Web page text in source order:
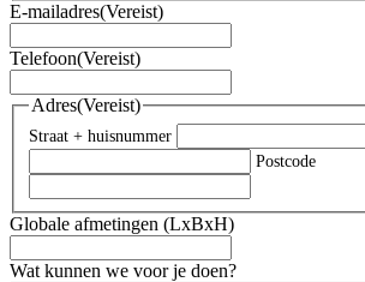
E-mailadres(Vereist)
Telefoon(Vereist)
Adres(Vereist)
Straat + huisnummer
Postcode
Globale afmetingen (LxBxH)
Wat kunnen we voor je doen?